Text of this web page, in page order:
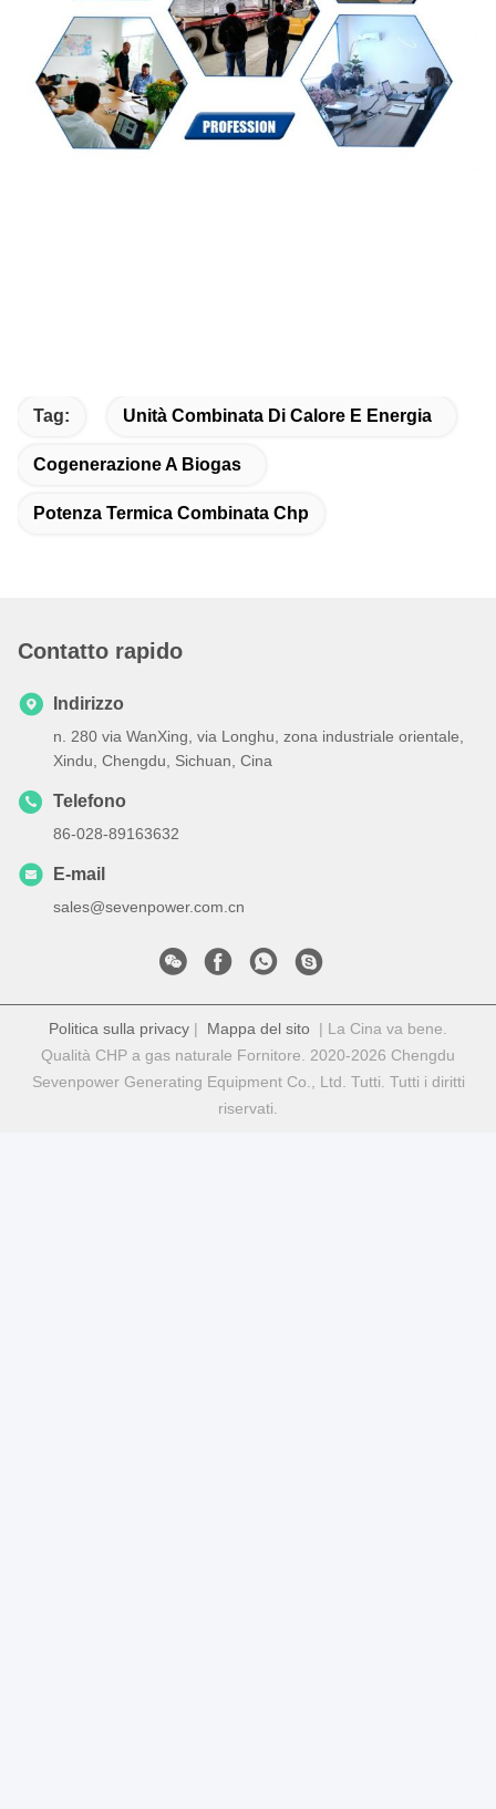
Tag: Unità Combinata Di Calore E Energia
Cogenerazione A Biogas
Potenza Termica Combinata Chp
Contatto rapido
Indirizzo
n. 280 via WanXing, via Longhu, zona industriale orientale,
Xindu, Chengdu, Sichuan, Cina
Telefono
86-028-89163632
E-mail
sales@sevenpower.com.cn
Politica sulla privacy | Mappa del sito | La Cina va bene.
Qualità CHP a gas naturale Fornitore. 2020-2026 Chengdu
Sevenpower Generating Equipment Co., Ltd. Tutti. Tutti i diritti
riservati.